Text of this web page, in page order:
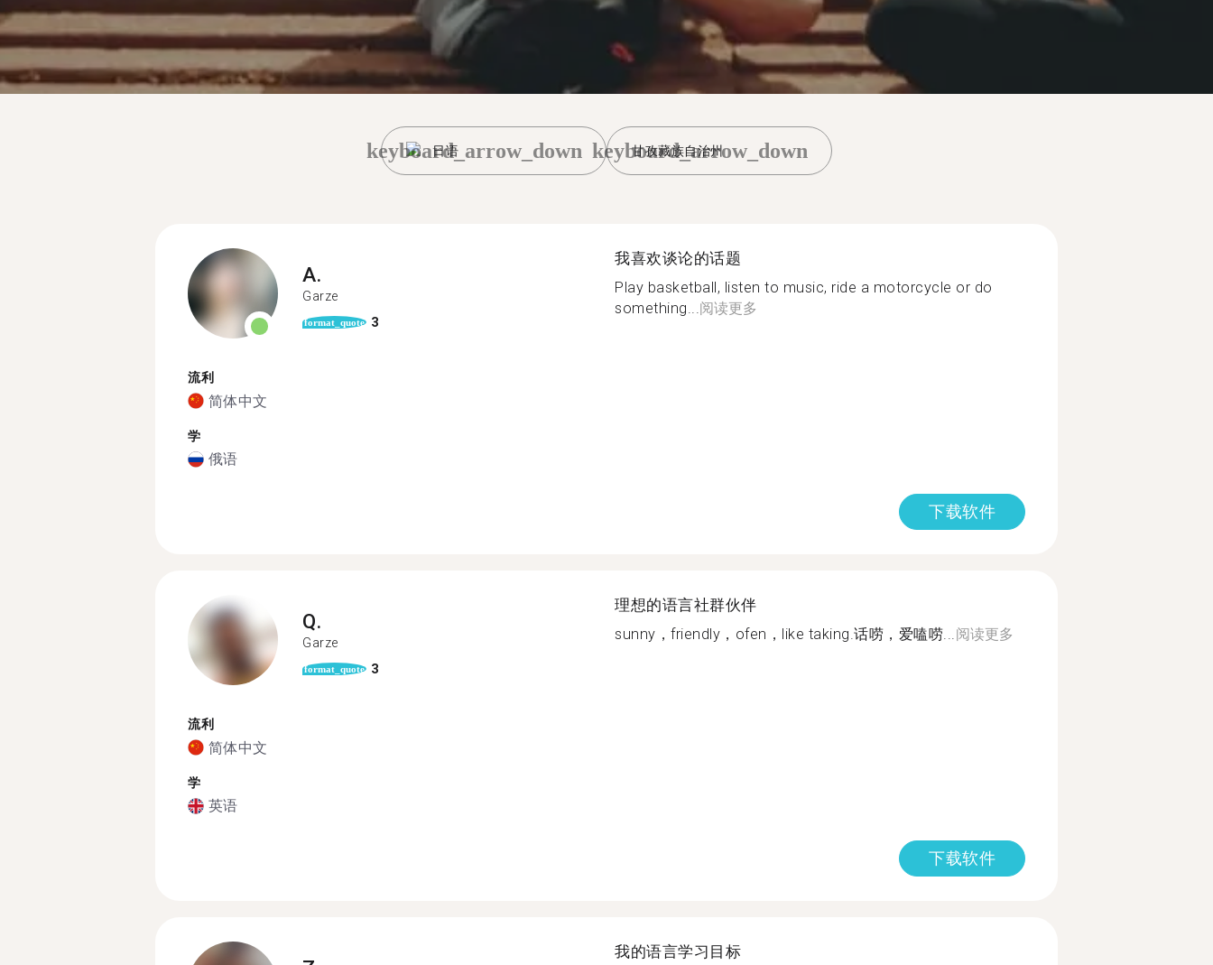
日语
keyboard_arrow_down 甘孜藏族自治州
keyboard_arrow_down
A.
Garze
format_quote 3
流利
简体中文
学
俄语
我喜欢谈论的话题
Play basketball, listen to music, ride a motorcycle or do
something...阅读更多
下载软件
Q.
Garze
format_quote 3
流利
简体中文
学
英语
理想的语言社群伙伴
sunny，friendly，ofen，like taking.话唠，爱嗑唠...阅读更多
下载软件
我的语言学习目标